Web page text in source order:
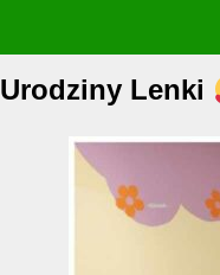
Urodziny Lenki